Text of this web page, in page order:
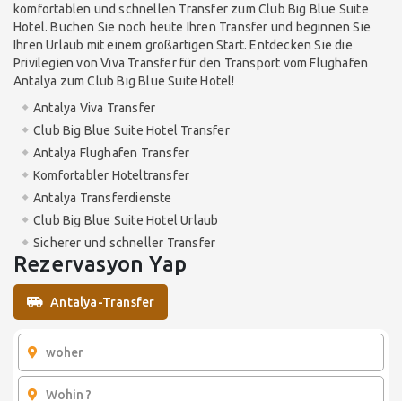
komfortablen und schnellen Transfer zum Club Big Blue Suite
Hotel. Buchen Sie noch heute Ihren Transfer und beginnen Sie
Ihren Urlaub mit einem großartigen Start. Entdecken Sie die
Privilegien von Viva Transfer für den Transport vom Flughafen
Antalya zum Club Big Blue Suite Hotel!
Antalya Viva Transfer
Club Big Blue Suite Hotel Transfer
Antalya Flughafen Transfer
Komfortabler Hoteltransfer
Antalya Transferdienste
Club Big Blue Suite Hotel Urlaub
Sicherer und schneller Transfer
Rezervasyon Yap
Antalya-Transfer